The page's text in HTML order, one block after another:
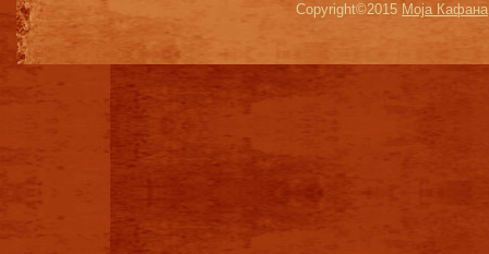
Copyright©2015 Моја Кафана